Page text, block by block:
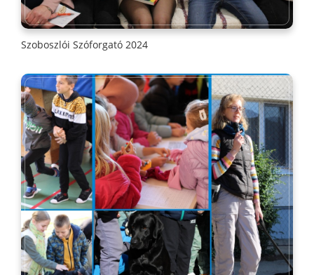
Szoboszlói Szóforgató 2024